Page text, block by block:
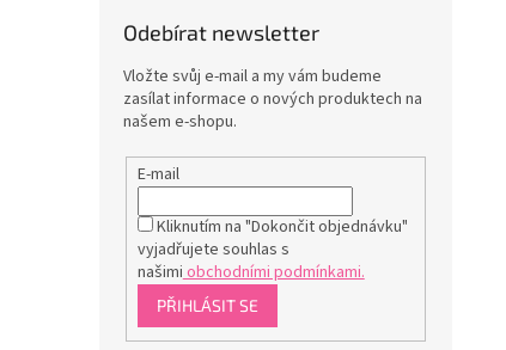
Odebírat newsletter
Vložte svůj e-mail a my vám budeme
zasílat informace o nových produktech na
našem e-shopu.
E-mail
Kliknutím na "Dokončit objednávku"
vyjadřujete souhlas s
našimiobchodními podmínkami.
PŘIHLÁSIT SE